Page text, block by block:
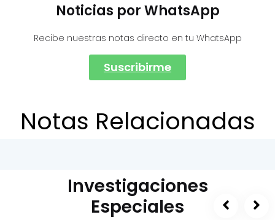
Noticias por WhatsApp
Recibe nuestras notas directo en tu WhatsApp
Suscribirme
Notas Relacionadas
Investigaciones
Especiales